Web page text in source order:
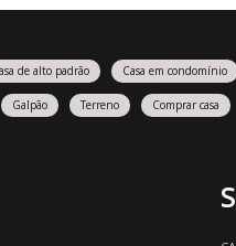
de alto padrão Casa em condomínio
Galpão Terreno Comprar casa